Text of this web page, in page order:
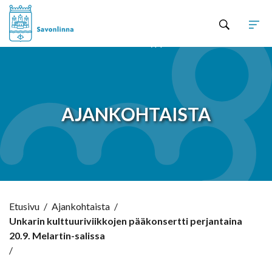
AJANKOHTAISTA
Etusivu / Ajankohtaista /
Unkarin kulttuuriviikkojen pääkonsertti perjantaina
20.9. Melartin-salissa
/